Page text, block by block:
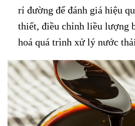
rỉ đường để đánh giá hiệu
thiết, điều chỉnh liều lượng
hoá quá trình xử lý nước